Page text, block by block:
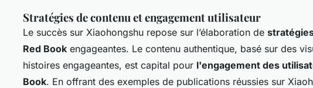
Stratégies de contenu et engagement utilisateur
Le succès sur Xiaohongshu repose sur l’élaboration de
Red Book engageantes. Le contenu authentique, basé sur des
histoires engageantes, est capital pour l'engagement des
Book. En offrant des exemples de publications réussies sur